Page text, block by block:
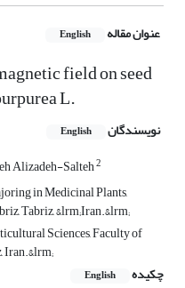
عنوان مقاله English
field on seed
L.‎
نویسندگان English
Alizadeh-Salteh2
in Medicinal Plants,
Tabriz, &lrm;Iran.&lrm;
Sciences, Faculty of
Iran.&lrm;
چکیده
English